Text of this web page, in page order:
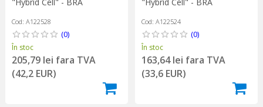
Cod: A122528
(0)
În stoc
205,79 lei fara TVA
(42,2 EUR)
Cod: A122524
(0)
În stoc
163,64 lei fara TVA
(33,6 EUR)